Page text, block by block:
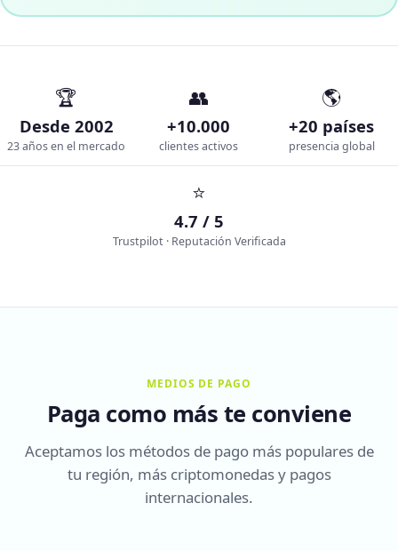
🏆
Desde 2002
23 años en el mercado
👥
+10.000
clientes activos
🌎
+20 países
presencia global
⭐
4.7 / 5
Trustpilot · Reputación Verificada
MEDIOS DE PAGO
Paga como más te conviene
Aceptamos los métodos de pago más populares de
tu región, más criptomonedas y pagos
internacionales.